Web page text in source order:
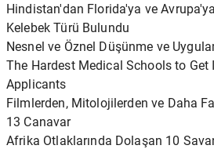
Hindistan'dan Florida'ya ve Avrupa'ya
Kelebek Türü Bulundu
Nesnel ve Öznel Düşünme ve
The Hardest Medical Schools to Get
Applicants
Filmlerden, Mitolojilerden ve Daha
13 Canavar
Afrika Otlaklarında Dolaşan 10